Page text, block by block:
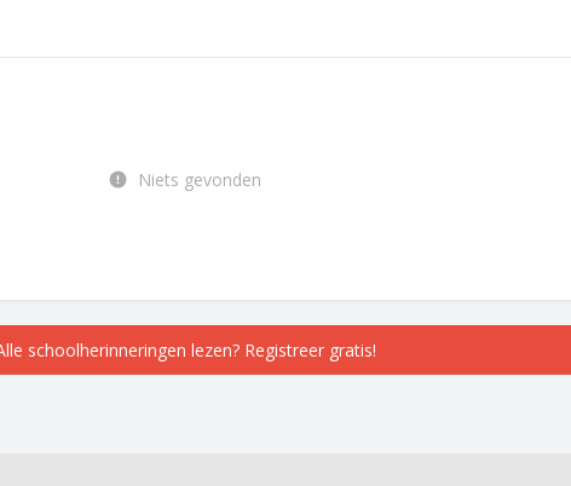
Niets gevonden
schoolherinneringen lezen? Registreer gratis!